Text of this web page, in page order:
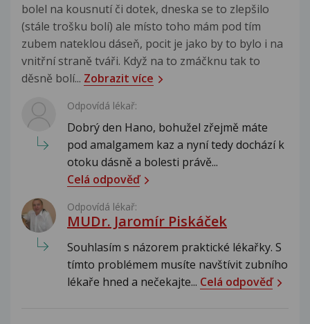
bolel na kousnutí či dotek, dneska se to zlepšilo
(stále trošku bolí) ale místo toho mám pod tím
zubem nateklou dáseň, pocit je jako by to bylo i na
vnitřní straně tváři. Když na to zmáčknu tak to
děsně bolí... Zobrazit více
Odpovídá lékař:
Dobrý den Hano, bohužel zřejmě máte
pod amalgamem kaz a nyní tedy dochází k
otoku dásně a bolesti právě...
Celá odpověď
Odpovídá lékař:
MUDr. Jaromír Piskáček
Souhlasím s názorem praktické lékařky. S
tímto problémem musíte navštívit zubního
lékaře hned a nečekajte... Celá odpověď